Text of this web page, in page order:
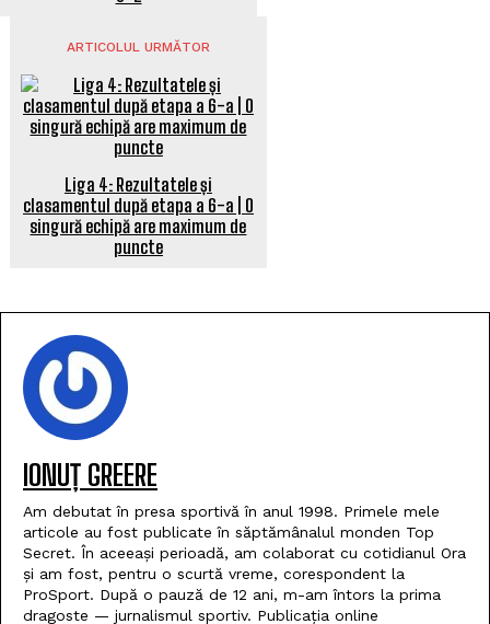
ARTICOLUL URMĂTOR
Liga 4: Rezultatele și
clasamentul după etapa a 6-a | O
singură echipă are maximum de
puncte
IONUȚ GREERE
Am debutat în presa sportivă în anul 1998. Primele mele
articole au fost publicate în săptămânalul monden Top
Secret. În aceeași perioadă, am colaborat cu cotidianul Ora
și am fost, pentru o scurtă vreme, corespondent la
ProSport. După o pauză de 12 ani, m-am întors la prima
dragoste — jurnalismul sportiv. Publicația online